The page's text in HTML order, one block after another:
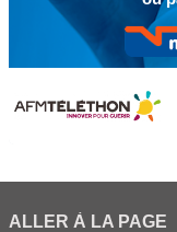
ALLER À LA PAGE